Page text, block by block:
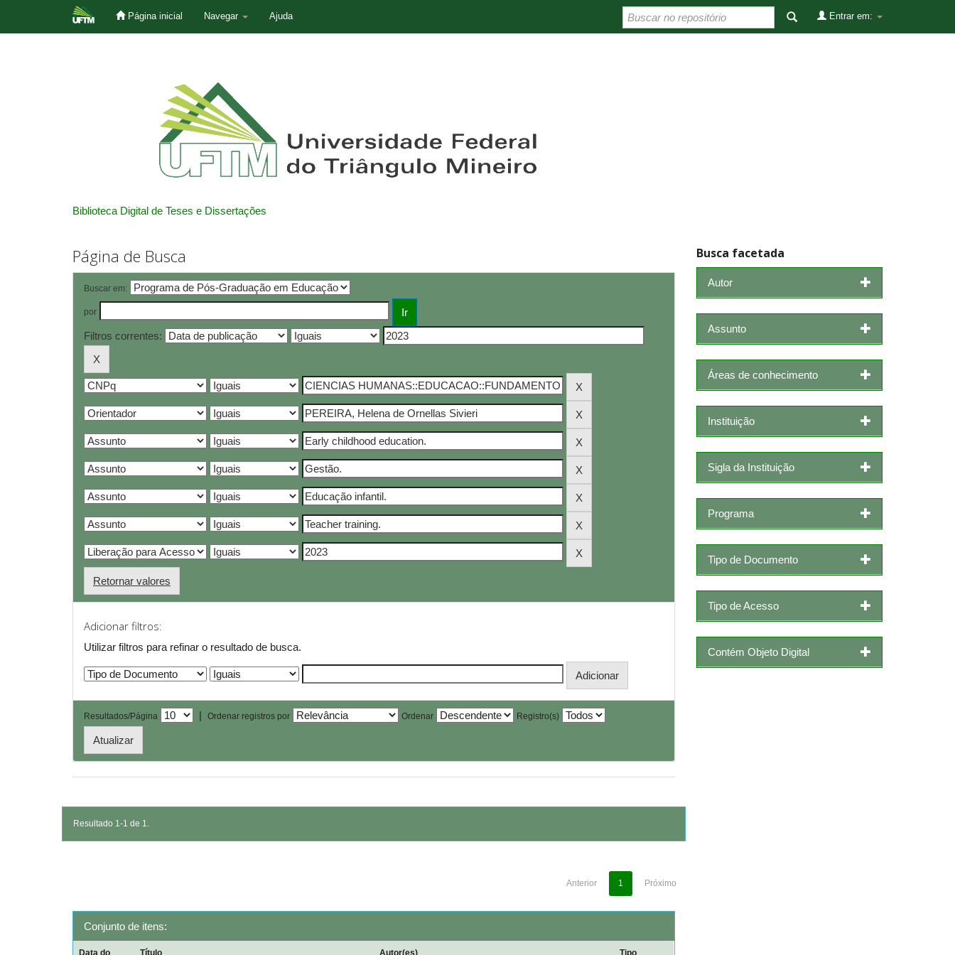
Página inicial Navegar Ajuda Entrar em:
Biblioteca Digital de Teses e Dissertações
Página de Busca
Buscar em:
por
Filtros correntes:
Retornar valores
Adicionar filtros:
Utilizar filtros para refinar o resultado de busca.
Resultados/Página | Ordenar registros por Ordenar Registro(s)
Resultado 1-1 de 1.
Anterior 1 Próximo
Conjunto de itens:
Data do Título Autor(es) Tipo
Busca facetada
Autor
Assunto
Áreas de conhecimento
Instituição
Sigla da Instituição
Programa
Tipo de Documento
Tipo de Acesso
Contém Objeto Digital